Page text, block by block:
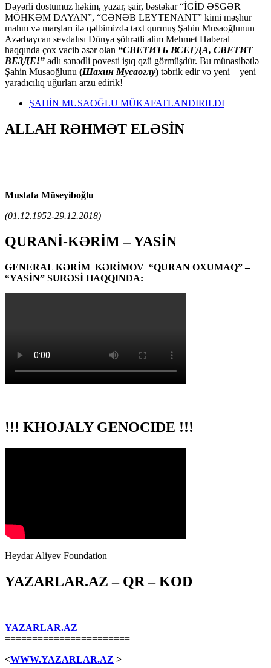
Dəyərli dostumuz həkim, yazar, şair, bəstəkar “İGİD ƏSGƏR
MÖHKƏM DAYAN”, “CƏNƏB LEYTENANT” kimi məşhur
mahnı və marşları ilə qəlbimizdə taxt qurmuş Şahin Musaoğlunun
Azərbaycan sevdalısı Dünya şöhrətli alim Mehmet Haberal
haqqında çox vacib əsər olan “СВЕТИТЬ ВСЕГДА, СВЕТИТ
ВЕЗДЕ!” adlı sənədli povesti işıq qzü görmüşdür. Bu münasibətlə
Şahin Musaoğlunu (Шахин Мусаоглу) təbrik edir və yeni – yeni
yaradıcılıq uğurları arzu edirik!
ŞAHİN MUSAOĞLU MÜKAFATLANDIRILDI
ALLAH RƏHMƏT ELƏSİN
Mustafa Müseyiboğlu
(01.12.1952-29.12.2018)
QURANİ-KƏRİM – YASİN
GENERAL KƏRİM KƏRİMOV “QURAN OXUMAQ” –
“YASİN” SURƏSİ HAQQINDA:
!!! KHOJALY GENOCIDE !!!
Heydar Aliyev Foundation
YAZARLAR.AZ – QR – KOD
YAZARLAR.AZ
=======================
<WWW.YAZARLAR.AZ >